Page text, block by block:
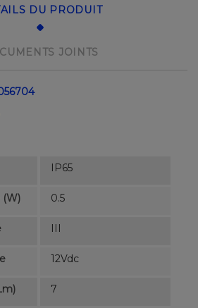
DU PRODUIT
JOINTS
IP65
(W) 0.5
III
12Vdc
7